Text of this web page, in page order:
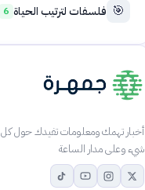
🎯 فلسفات لترتيب الحياة 6
أخبار تهمك ومعلومات تفيدك حول كل
شيء وعلى مدار الساعة